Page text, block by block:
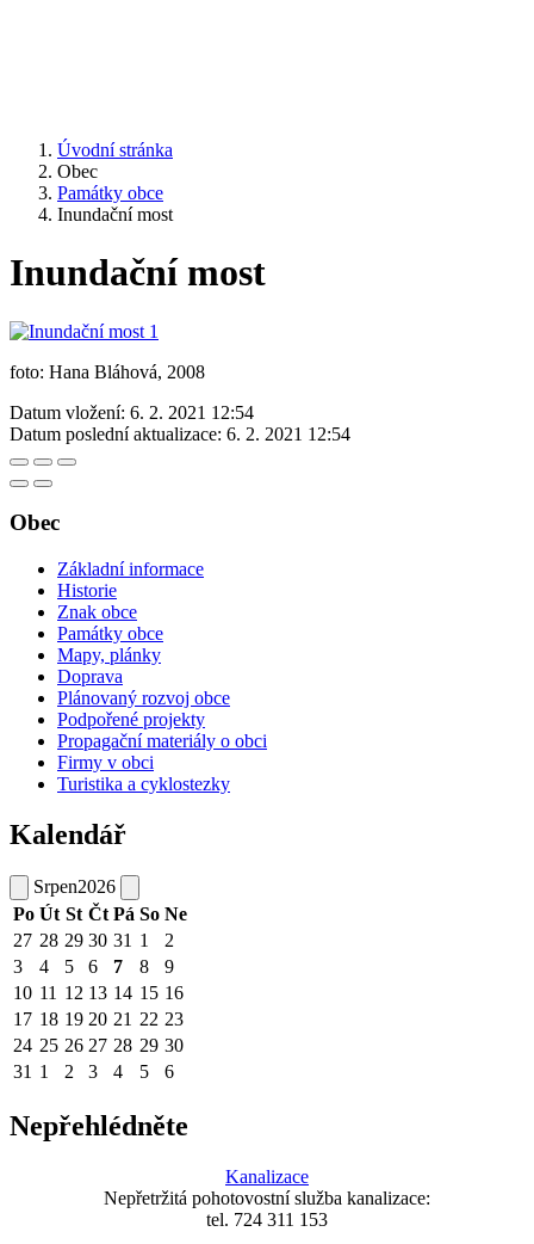
Úvodní stránka
Obec
Památky obce
Inundační most
Inundační most
foto: Hana Bláhová, 2008
Datum vložení: 6. 2. 2021 12:54
Datum poslední aktualizace: 6. 2. 2021 12:54
Obec
Základní informace
Historie
Znak obce
Památky obce
Mapy, plánky
Doprava
Plánovaný rozvoj obce
Podpořené projekty
Propagační materiály o obci
Firmy v obci
Turistika a cyklostezky
Kalendář
Srpen2026
Po Út St Čt Pá So Ne
27 28 29 30 31 1
2
3
4 5 6 7 8
9
10 11 12 13 14 15 16
17 18 19 20 21 22 23
24 25 26 27 28 29 30
31 1 2 3 4 5 6
Nepřehlédněte
Kanalizace
Nepřetržitá pohotovostní služba kanalizace:
tel. 724 311 153